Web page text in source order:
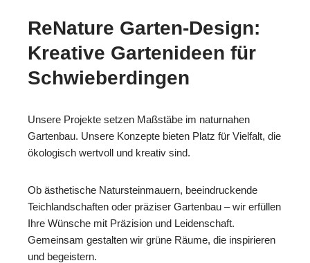
ReNature Garten-Design:
Kreative Gartenideen für
Schwieberdingen
Unsere Projekte setzen Maßstäbe im naturnahen
Gartenbau. Unsere Konzepte bieten Platz für Vielfalt, die
ökologisch wertvoll und kreativ sind.
Ob ästhetische Natursteinmauern, beeindruckende
Teichlandschaften oder präziser Gartenbau – wir erfüllen
Ihre Wünsche mit Präzision und Leidenschaft.
Gemeinsam gestalten wir grüne Räume, die inspirieren
und begeistern.